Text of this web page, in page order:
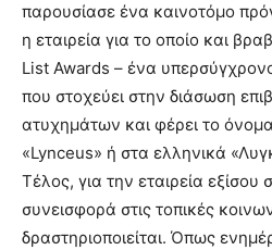
παρουσίασε ένα καινοτόμο
η εταιρεία για το οποίο και
List Awards – ένα
που στοχεύει στην διάσωση
ατυχημάτων και φέρει το
«Lynceus» ή στα ελληνικά
Τέλος, για την εταιρεία εξίσου
συνεισφορά στις τοπικές
δραστηριοποιείται. Όπως